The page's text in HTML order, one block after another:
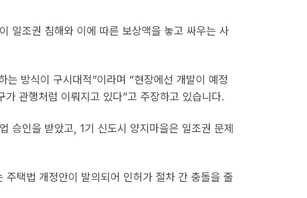
일조권 침해와 이에 따른 보상액을 놓고 싸우는 사
방식이 구시대적”이라며 “현장에선 개발이 예정
관행처럼 이뤄지고 있다”고 주장하고 있습니다.
승인을 받았고, 1기 신도시 양지마을은 일조권 문제
택법 개정안이 발의되어 인허가 절차 간 충돌을 줄